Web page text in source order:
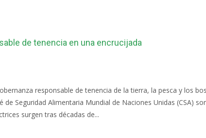
de tenencia en una encrucijada
responsable de tenencia de la tierra, la pesca y los
Seguridad Alimentaria Mundial de Naciones Unidas (CSA)
surgen tras décadas de...